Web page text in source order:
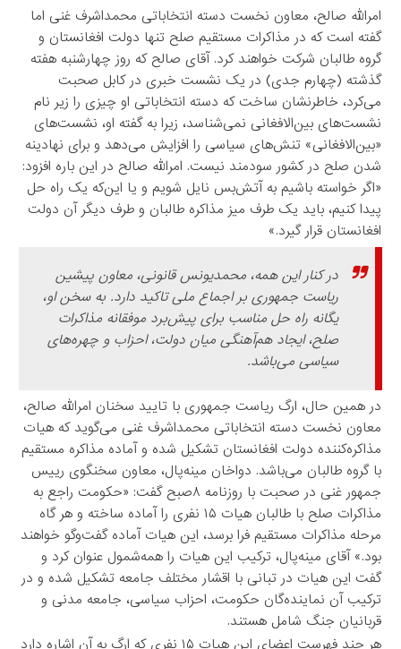
امرالله صالح، معاون نخست دسته انتخاباتی محمداشرف غنی اما
گفته است که در مذاکرات مستقیم صلح تنها دولت افغانستان و
گروه طالبان شرکت خواهند کرد. آقای صالح که روز چهارشنبه هفته
گذشته (چهارم جدی) در یک نشست خبری در کابل صحبت
می‌کرد، خاطرنشان ساخت که دسته انتخاباتی او چیزی را زیر نام
نشست‌های بین‌الافغانی نمی‌شناسد، زیرا به گفته او، نشست‌های
«بین‌الافغانی» تنش‌های سیاسی را افزایش می‌دهد و برای نهادینه
شدن صلح در کشور سودمند نیست. امرالله صالح در این باره افزود:
«اگر خواسته باشیم به آتش‌بس نایل شویم و یا این‌که یک راه حل
پیدا کنیم، باید یک طرف میز مذاکره طالبان و طرف دیگر آن دولت
افغانستان قرار گیرد.»
در کنار این همه، محمدیونس قانونی، معاون پیشین
ریاست جمهوری بر اجماع ملی تاکید دارد. به سخن او،
یگانه راه حل مناسب برای پیش‌برد موفقانه مذاکرات
صلح، ایجاد هم‌آهنگی میان دولت، احزاب و چهره‌های
سیاسی می‌باشد.
در همین حال، ارگ ریاست جمهوری با تایید سخنان امرالله صالح،
معاون نخست دسته انتخاباتی محمداشرف غنی می‌گوید که هیات
مذاکره‌کننده دولت افغانستان تشکیل شده و آماده مذاکره مستقیم
با گروه طالبان می‌باشد. دواخان مینه‌پال، معاون سخنگوی رییس
جمهور غنی در صحبت با روزنامه ۸صبح گفت: «حکومت راجع به
مذاکرات صلح با طالبان هیات ۱۵ نفری را آماده ساخته و هر گاه
مرحله مذاکرات مستقیم فرا برسد، این هیات آماده گفت‌وگو خواهند
بود.» آقای مینه‌پال، ترکیب این هیات را همه‌شمول عنوان کرد و
گفت این هیات در تبانی با اقشار مختلف جامعه تشکیل شده و در
ترکیب آن نماینده‌گان حکومت، احزاب سیاسی، جامعه مدنی و
قربانیان جنگ شامل هستند.
هر چند فهرست اعضای این هیات ۱۵ نفری که ارگ به آن اشاره دارد